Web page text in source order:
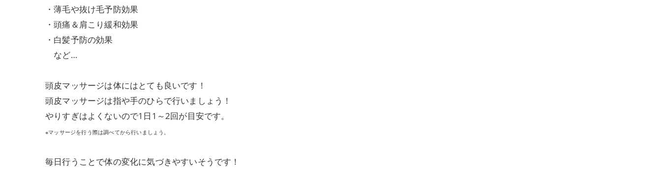
・薄毛や抜け毛予防効果
・頭痛＆肩こり緩和効果
・白髪予防の効果
など…
頭皮マッサージは体にはとても良いです！
頭皮マッサージは指や手のひらで行いましょう！
やりすぎはよくないので1日1～2回が目安です。
※マッサージを行う際は調べてから行いましょう。
毎日行うことで体の変化に気づきやすいそうです！